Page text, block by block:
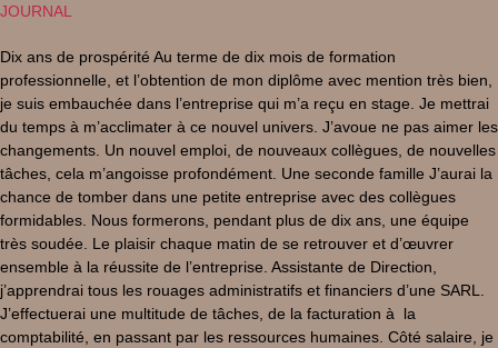
JOURNAL
Dix ans de prospérité Au terme de dix mois de formation
professionnelle, et l’obtention de mon diplôme avec mention très bien,
je suis embauchée dans l’entreprise qui m’a reçu en stage. Je mettrai
du temps à m’acclimater à ce nouvel univers. J’avoue ne pas aimer les
changements. Un nouvel emploi, de nouveaux collègues, de nouvelles
tâches, cela m’angoisse profondément. Une seconde famille J’aurai la
chance de tomber dans une petite entreprise avec des collègues
formidables. Nous formerons, pendant plus de dix ans, une équipe
très soudée. Le plaisir chaque matin de se retrouver et d’œuvrer
ensemble à la réussite de l’entreprise. Assistante de Direction,
j’apprendrai tous les rouages administratifs et financiers d’une SARL.
J’effectuerai une multitude de tâches, de la facturation à la
comptabilité, en passant par les ressources humaines. Côté salaire, je